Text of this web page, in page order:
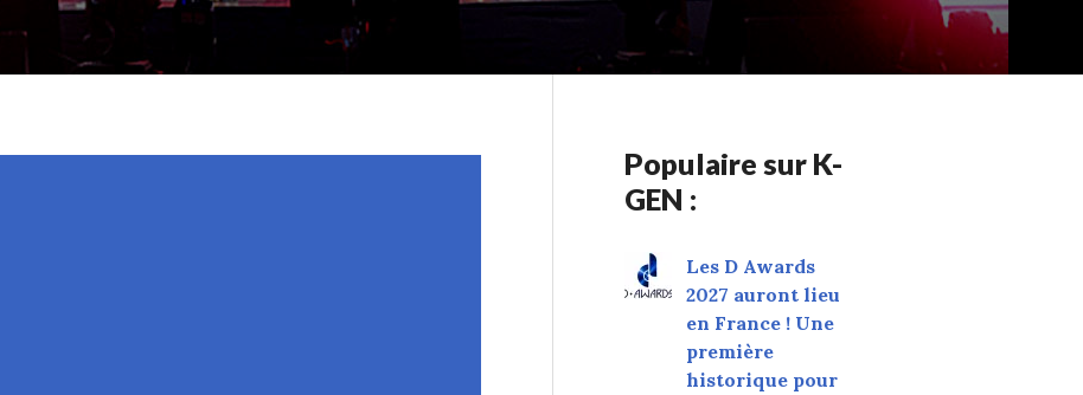
Populaire sur K-
GEN :
Les D Awards
2027 auront lieu
en France ! Une
première
historique pour